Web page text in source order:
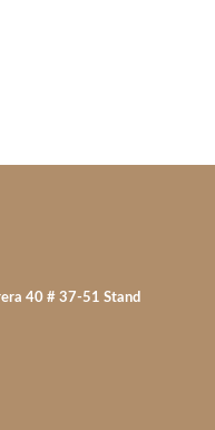
40 # 37-51 Stand